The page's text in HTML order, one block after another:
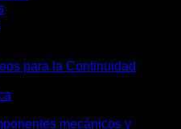
para la Continuidad
mecánicos y